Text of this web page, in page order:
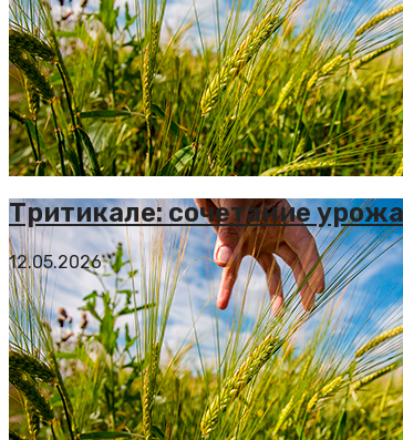
Тритикале: сочетание
12.05.2026